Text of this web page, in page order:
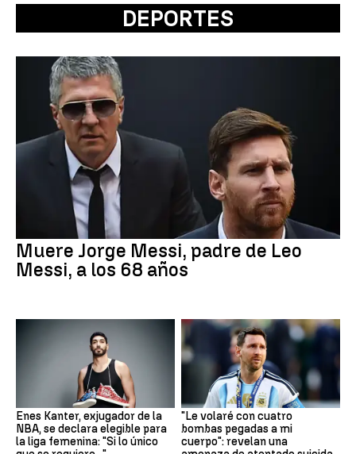
DEPORTES
Muere Jorge Messi, padre de Leo
Messi, a los 68 años
Enes Kanter, exjugador de la
NBA, se declara elegible para
la liga femenina: "Si lo único
"Le volaré con cuatro
bombas pegadas a mi
cuerpo": revelan una